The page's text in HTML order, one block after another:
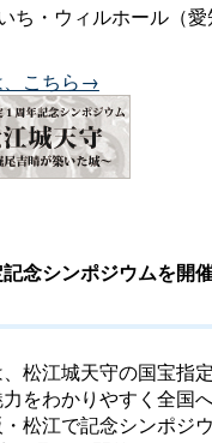
ち・ウィルホール（
、こちら→
念シンポジウムを開
松江城天守の国宝指定
をわかりやすく全国
松江で記念シンポジ